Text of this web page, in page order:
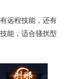
远程技能，还有
能，适合骚扰型